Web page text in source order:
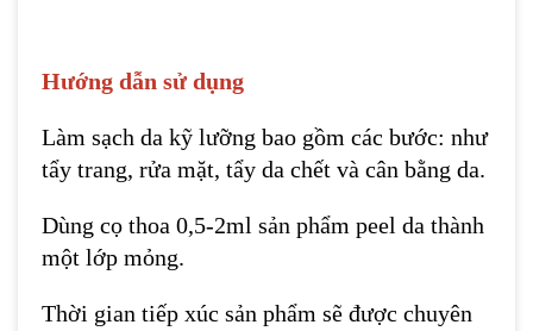
Hướng dẫn sử dụng
Làm sạch da kỹ lưỡng bao gồm các bước: như
tẩy trang, rửa mặt, tẩy da chết và cân bằng da.
Dùng cọ thoa 0,5-2ml sản phẩm peel da thành
một lớp mỏng.
Thời gian tiếp xúc sản phẩm sẽ được chuyên